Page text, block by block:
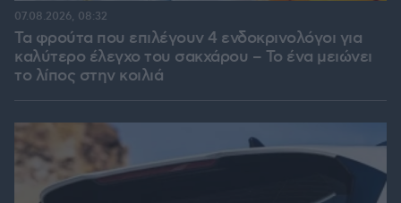
Τα φρούτα που επιλέγουν 4 ενδοκρινολόγοι για
καλύτερο έλεγχο του σακχάρου – Το ένα μειώνει
το λίπος στην κοιλιά
07.08.2026, 08:32